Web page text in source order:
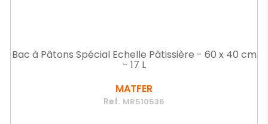
Bac à Pâtons Spécial Echelle Pâtissière - 60 x 40 cm
- 17 L
MATFER
Ref. MR510536